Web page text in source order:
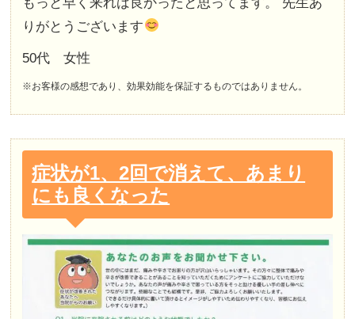
りがとうございます
50代 女性
※お客様の感想であり、効果効能を保証するものではありません。
症状が1、2回で消えて、あまり
にも良くなった